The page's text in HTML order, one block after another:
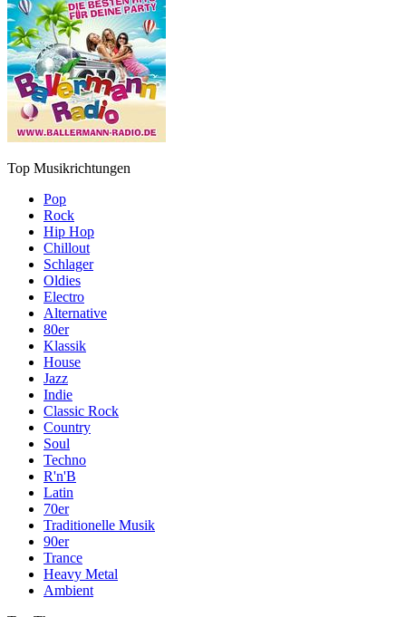
Top Musikrichtungen
Pop
Rock
Hip Hop
Chillout
Schlager
Oldies
Electro
Alternative
80er
Klassik
House
Jazz
Indie
Classic Rock
Country
Soul
Techno
R'n'B
Latin
70er
Traditionelle Musik
90er
Trance
Heavy Metal
Ambient